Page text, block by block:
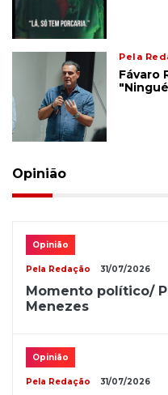
Pela
Fávaro
Opinião
Opinião
Pela Redação 31/07/2026
Momento político/
Menezes
Opinião
Pela Redação 31/07/2026